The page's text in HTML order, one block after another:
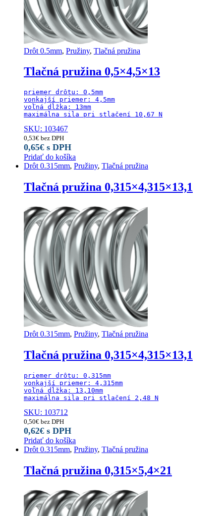
Drôt 0.5mm, Pružiny, Tlačná pružina
Tlačná pružina 0,5×4,5×13
priemer drôtu: 0,5mm
vonkajší priemer: 4,5mm
voľná dĺžka: 13mm
maximálna sila pri stlačení 10,67 N
SKU: 103467
0,53€ bez DPH
0,65€ s DPH
Pridať do košíka
Drôt 0.315mm, Pružiny, Tlačná pružina
Tlačná pružina 0,315×4,315×13,1
Drôt 0.315mm, Pružiny, Tlačná pružina
Tlačná pružina 0,315×4,315×13,1
priemer drôtu: 0,315mm
vonkajší priemer: 4,315mm
voľná dĺžka: 13,10mm
maximálna sila pri stlačení 2,48 N
SKU: 103712
0,50€ bez DPH
0,62€ s DPH
Pridať do košíka
Drôt 0.315mm, Pružiny, Tlačná pružina
Tlačná pružina 0,315×5,4×21